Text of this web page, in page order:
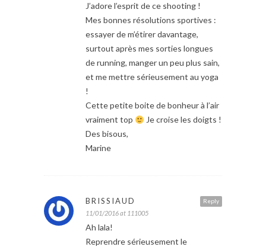
J’adore l’esprit de ce shooting !
Mes bonnes résolutions sportives :
essayer de m’étirer davantage,
surtout après mes sorties longues
de running, manger un peu plus sain,
et me mettre sérieusement au yoga
!
Cette petite boite de bonheur à l’air
vraiment top
Je croise les doigts !
Des bisous,
Marine
Reply
BRISSIAUD
11/01/2016 at 111005
Ah lala!
Reprendre sérieusement le